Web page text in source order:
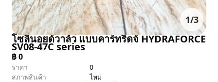
1/3
โซลินอยด์วาล์ว แบบคาร์ทริดจ์ HYDRAFORCE
SV08-47C series
฿0
ราคา
0
สภาพสินค้า
ไหม่